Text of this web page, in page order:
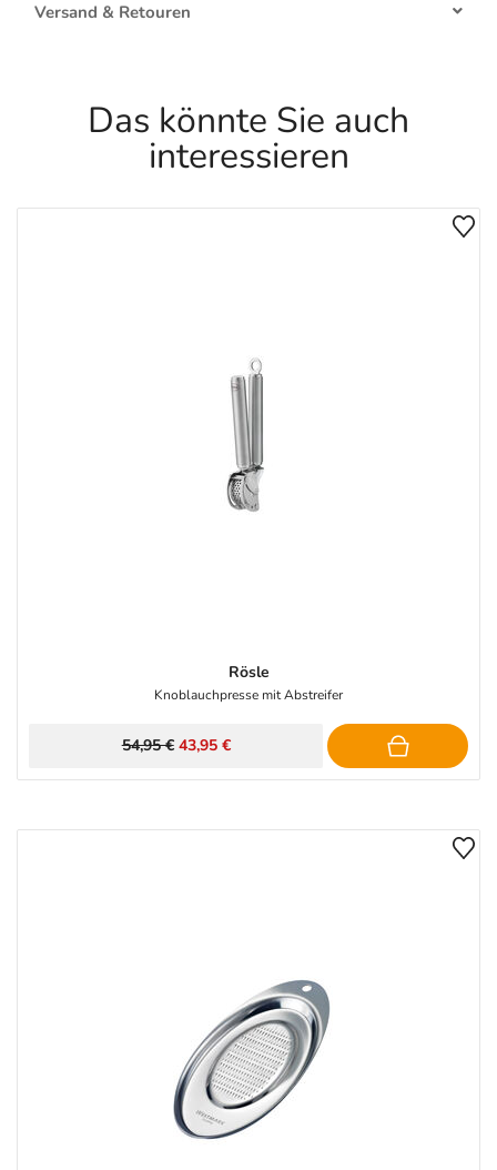
Versand & Retouren
Das könnte Sie auch
interessieren
Rösle
Knoblauchpresse mit Abstreifer
54,95 € 43,95 €